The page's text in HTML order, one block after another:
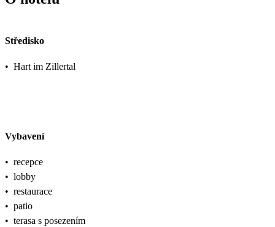
Středisko
• Hart im Zillertal
Vybavení
• recepce
• lobby
• restaurace
• patio
• terasa s posezením